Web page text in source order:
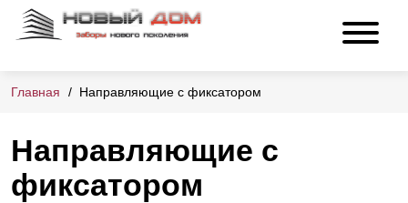
Главная Направляющие с фиксатором
Направляющие с
фиксатором